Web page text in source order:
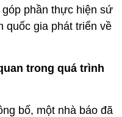
phần thực hiện sứ
quốc gia phát triển về
trong quá trình
bố, một nhà báo đã